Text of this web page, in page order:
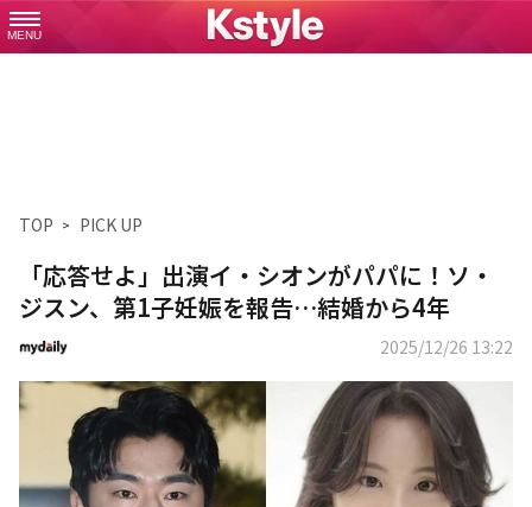
MENU
TOP PICK UP
「応答せよ」出演イ・シオンがパパに！ソ・
ジスン、第1子妊娠を報告…結婚から4年
2025/12/26 13:22